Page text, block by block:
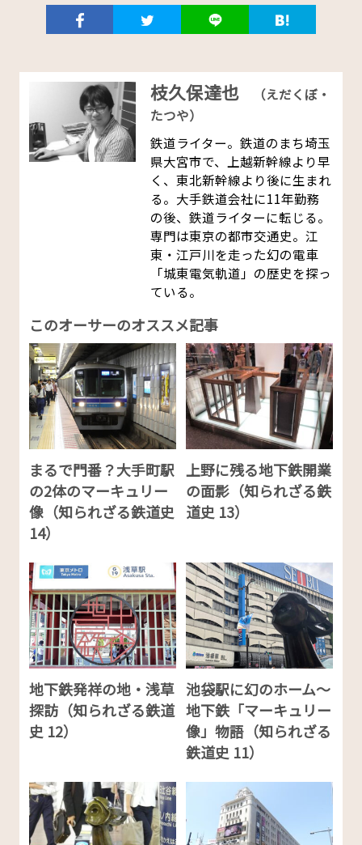
枝久保達也
（えだくぼ・
たつや）
鉄道ライター。鉄道のまち埼玉
県大宮市で、上越新幹線より早
く、東北新幹線より後に生まれ
る。大手鉄道会社に11年勤務
の後、鉄道ライターに転じる。
専門は東京の都市交通史。江
東・江戸川を走った幻の電車
「城東電気軌道」の歴史を探っ
ている。
このオーサーのオススメ記事
まるで門番？大手町駅
の2体のマーキュリー
像（知られざる鉄道史
14）
上野に残る地下鉄開業
の面影（知られざる鉄
道史 13）
地下鉄発祥の地・浅草
探訪（知られざる鉄道
史 12）
池袋駅に幻のホーム～
地下鉄「マーキュリー
像」物語（知られざる
鉄道史 11）